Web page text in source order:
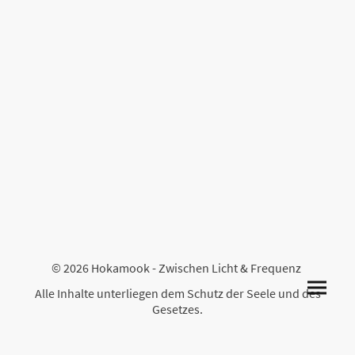
© 2026 Hokamook - Zwischen Licht & Frequenz
Alle Inhalte unterliegen dem Schutz der Seele und des
Gesetzes.